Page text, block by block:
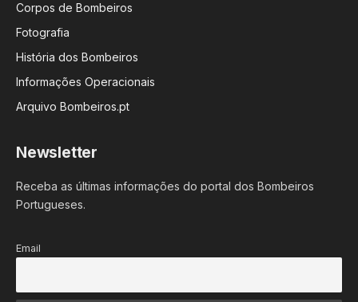
Corpos de Bombeiros
Fotografia
História dos Bombeiros
Informações Operacionais
Arquivo Bombeiros.pt
Newsletter
Receba as últimas informações do portal dos Bombeiros
Portugueses.
Email